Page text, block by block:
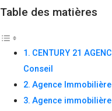
Table des matières
CENTURY 21
Conseil
Agence
Agence immobilière
votre
comportement
visitez notre
site, vous